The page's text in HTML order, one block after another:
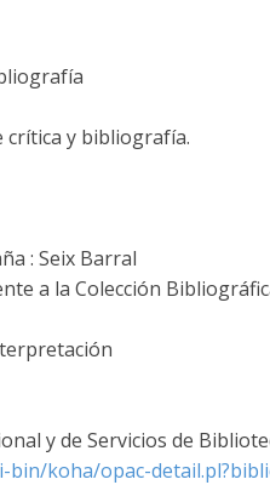
crítica y bibliografía.
: Seix Barral
a la Colección
y de Servicios de
bin/koha/opac-